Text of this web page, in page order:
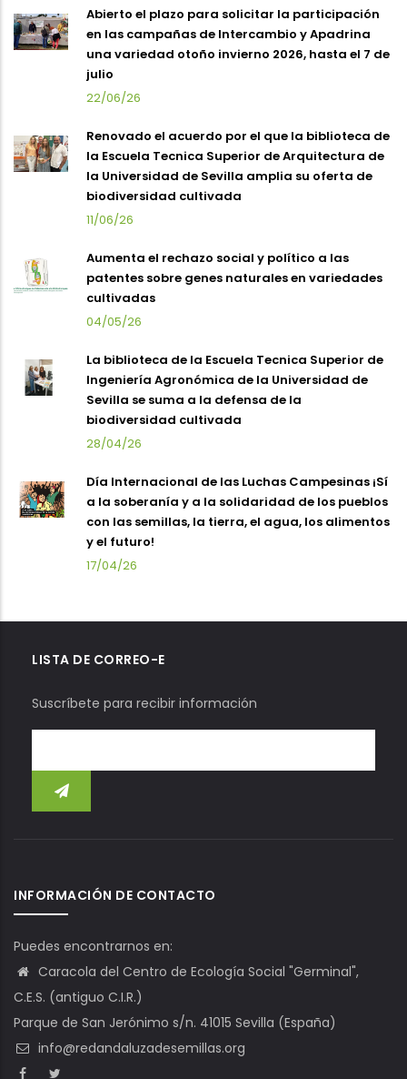
Abierto el plazo para solicitar la participación
en las campañas de Intercambio y Apadrina
una variedad otoño invierno 2026, hasta el 7 de
julio
22/06/26
Renovado el acuerdo por el que la biblioteca de
la Escuela Tecnica Superior de Arquitectura de
la Universidad de Sevilla amplia su oferta de
biodiversidad cultivada
11/06/26
Aumenta el rechazo social y político a las
patentes sobre genes naturales en variedades
cultivadas
04/05/26
La biblioteca de la Escuela Tecnica Superior de
Ingeniería Agronómica de la Universidad de
Sevilla se suma a la defensa de la
biodiversidad cultivada
28/04/26
Día Internacional de las Luchas Campesinas ¡Sí
a la soberanía y a la solidaridad de los pueblos
con las semillas, la tierra, el agua, los alimentos
y el futuro!
17/04/26
LISTA DE CORREO-E
Suscríbete para recibir información
INFORMACIÓN DE CONTACTO
Puedes encontrarnos en:
Caracola del Centro de Ecología Social "Germinal",
C.E.S. (antiguo C.I.R.)
Parque de San Jerónimo s/n. 41015 Sevilla (España)
info@redandaluzadesemillas.org